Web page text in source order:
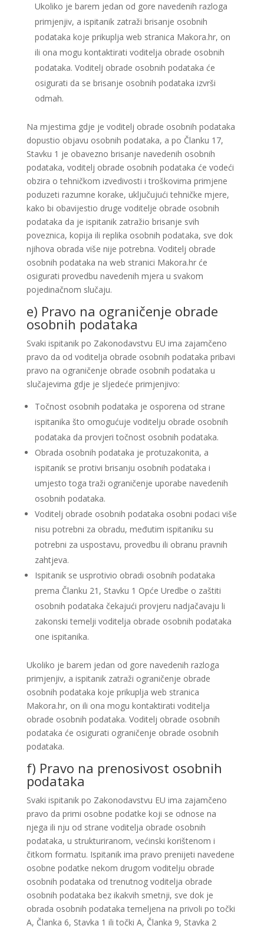
Ukoliko je barem jedan od gore navedenih razloga
primjenjiv, a ispitanik zatraži brisanje osobnih
podataka koje prikuplja web stranica Makora.hr, on
ili ona mogu kontaktirati voditelja obrade osobnih
podataka. Voditelj obrade osobnih podataka će
osigurati da se brisanje osobnih podataka izvrši
odmah.
Na mjestima gdje je voditelj obrade osobnih podataka
dopustio objavu osobnih podataka, a po Članku 17,
Stavku 1 je obavezno brisanje navedenih osobnih
podataka, voditelj obrade osobnih podataka će vodeći
obzira o tehničkom izvedivosti i troškovima primjene
poduzeti razumne korake, uključujući tehničke mjere,
kako bi obavijestio druge voditelje obrade osobnih
podataka da je ispitanik zatražio brisanje svih
poveznica, kopija ili replika osobnih podataka, sve dok
njihova obrada više nije potrebna. Voditelj obrade
osobnih podataka na web stranici Makora.hr će
osigurati provedbu navedenih mjera u svakom
pojedinačnom slučaju.
e) Pravo na ograničenje obrade
osobnih podataka
Svaki ispitanik po Zakonodavstvu EU ima zajamčeno
pravo da od voditelja obrade osobnih podataka pribavi
pravo na ograničenje obrade osobnih podataka u
slučajevima gdje je sljedeće primjenjivo:
Točnost osobnih podataka je osporena od strane
ispitanika što omogućuje voditelju obrade osobnih
podataka da provjeri točnost osobnih podataka.
Obrada osobnih podataka je protuzakonita, a
ispitanik se protivi brisanju osobnih podataka i
umjesto toga traži ograničenje uporabe navedenih
osobnih podataka.
Voditelj obrade osobnih podataka osobni podaci više
nisu potrebni za obradu, međutim ispitaniku su
potrebni za uspostavu, provedbu ili obranu pravnih
zahtjeva.
Ispitanik se usprotivio obradi osobnih podataka
prema Članku 21, Stavku 1 Opće Uredbe o zaštiti
osobnih podataka čekajući provjeru nadjačavaju li
zakonski temelji voditelja obrade osobnih podataka
one ispitanika.
Ukoliko je barem jedan od gore navedenih razloga
primjenjiv, a ispitanik zatraži ograničenje obrade
osobnih podataka koje prikuplja web stranica
Makora.hr, on ili ona mogu kontaktirati voditelja
obrade osobnih podataka. Voditelj obrade osobnih
podataka će osigurati ograničenje obrade osobnih
podataka.
f) Pravo na prenosivost osobnih
podataka
Svaki ispitanik po Zakonodavstvu EU ima zajamčeno
pravo da primi osobne podatke koji se odnose na
njega ili nju od strane voditelja obrade osobnih
podataka, u strukturiranom, većinski korištenom i
čitkom formatu. Ispitanik ima pravo prenijeti navedene
osobne podatke nekom drugom voditelju obrade
osobnih podataka od trenutnog voditelja obrade
osobnih podataka bez ikakvih smetnji, sve dok je
obrada osobnih podataka temeljena na privoli po točki
A, Članka 6, Stavka 1 ili točki A, Članka 9, Stavka 2